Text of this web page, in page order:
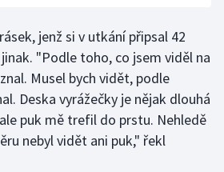
jenž si v utkání připsal 42
"Podle toho, co jsem viděl na
Musel bych vidět, podle
Deska vyrážečky je nějak dlouhá
puk mě trefil do prstu. Nehledě
nebyl vidět ani puk," řekl